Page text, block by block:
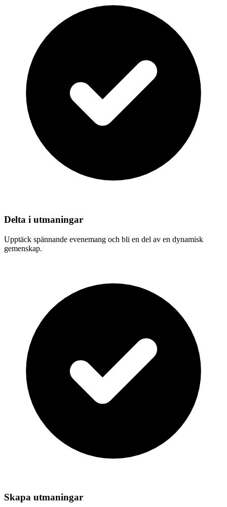
Delta i utmaningar
Upptäck spännande evenemang och bli en del av en dynamisk
gemenskap.
Skapa utmaningar